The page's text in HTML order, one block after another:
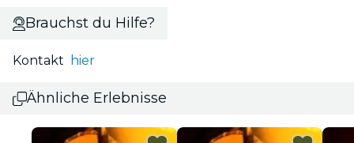
Brauchst du Hilfe?
Kontakt hier
Ähnliche Erlebnisse